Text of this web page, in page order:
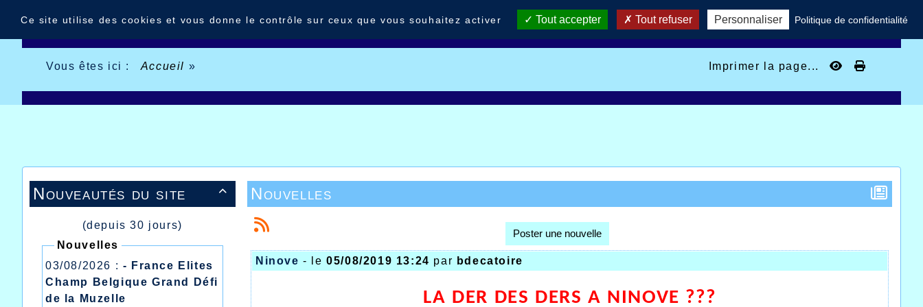
Vous êtes ici : Accueil » Imprimer la page...

Nouveautés du site
(depuis 30 jours)
Nouvelles
03/08/2026 : - France Elites
Champ Belgique Grand Défi
de la Muzelle
Nouvelles
Poster une nouvelle
Ninove - le05/08/2019 13:24 par bdecatoire
LA DER DES DERS A NINOVE ???
Ce site utilise des cookies et vous donne le contrôle sur ceux que vous souhaitez activer Tout accepter Tout refuser Personnaliser Politique de confidentialité